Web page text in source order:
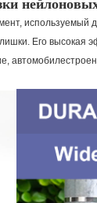
используемый
Его высокая